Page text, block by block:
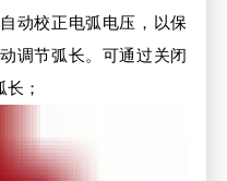
动校正电弧电压，以保
调节弧长。可通过关闭
；